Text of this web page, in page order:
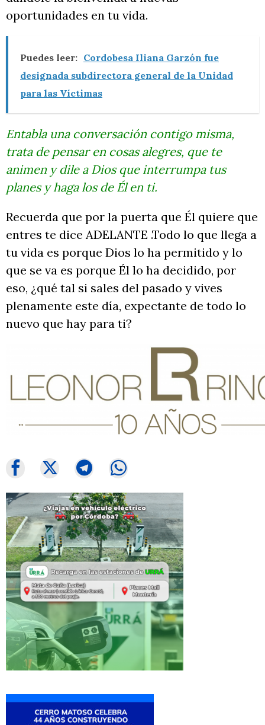
oportunidades en tu vida.
Puedes leer: Cordobesa Iliana Garzón fue
designada subdirectora general de la Unidad
para las Víctimas
Entabla una conversación contigo misma,
trata de pensar en cosas alegres, que te
animen y dile a Dios que interrumpa tus
planes y haga los de Él en ti.
Recuerda que por la puerta que Él quiere que
entres te dice ADELANTE .Todo lo que llega a
tu vida es porque Dios lo ha permitido y lo
que se va es porque Él lo ha decidido, por
eso, ¿qué tal si sales del pasado y vives
plenamente este día, expectante de todo lo
nuevo que hay para ti?